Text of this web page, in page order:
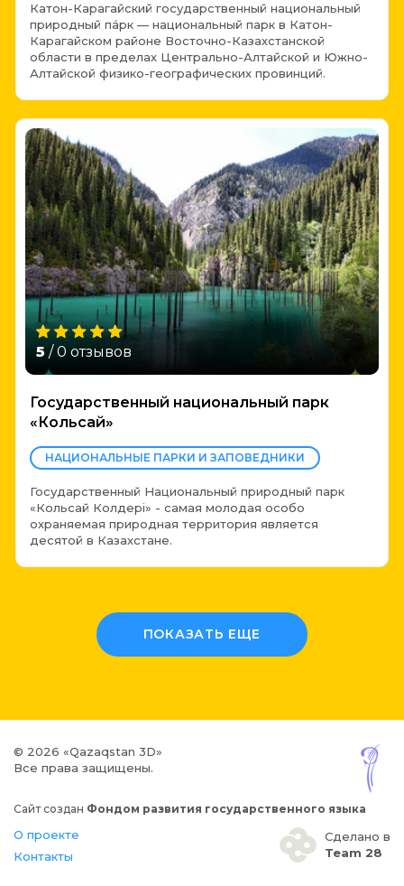
Катон-Карагайский государственный национальный
природный па́рк — национальный парк в Катон-
Карагайском районе Восточно-Казахстанской
области в пределах Центрально-Алтайской и Южно-
Алтайской физико-географических провинций.
5 / 0 отзывов
Государственный национальный парк
«Кoльсай»
НАЦИОНАЛЬНЫЕ ПАРКИ И ЗАПОВЕДНИКИ
Государственный Национальный природный парк
«Кoльсай Кoлдері» - самая молодая особо
охраняемая природная территория является
десятой в Казахстане.
ПОКАЗАТЬ ЕЩЕ
© 2026 «Qazaqstan 3D»
Все права защищены.
Сайт создан Фондом развития государственного языка
О проекте
Контакты
Сделано в
Team 28